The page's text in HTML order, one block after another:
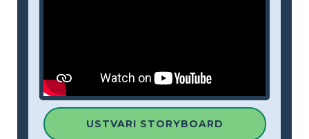
USTVARI STORYBOARD